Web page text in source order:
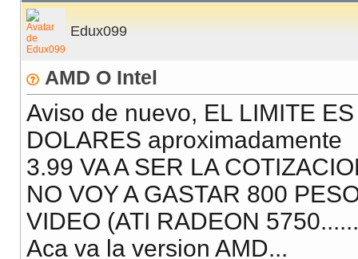
Edux099
AMD O Intel
Aviso de nuevo, EL LIMITE
DOLARES aproximadamente
3.99 VA A SER LA
NO VOY A GASTAR 800
VIDEO (ATI RADEON
Aca va la version AMD...